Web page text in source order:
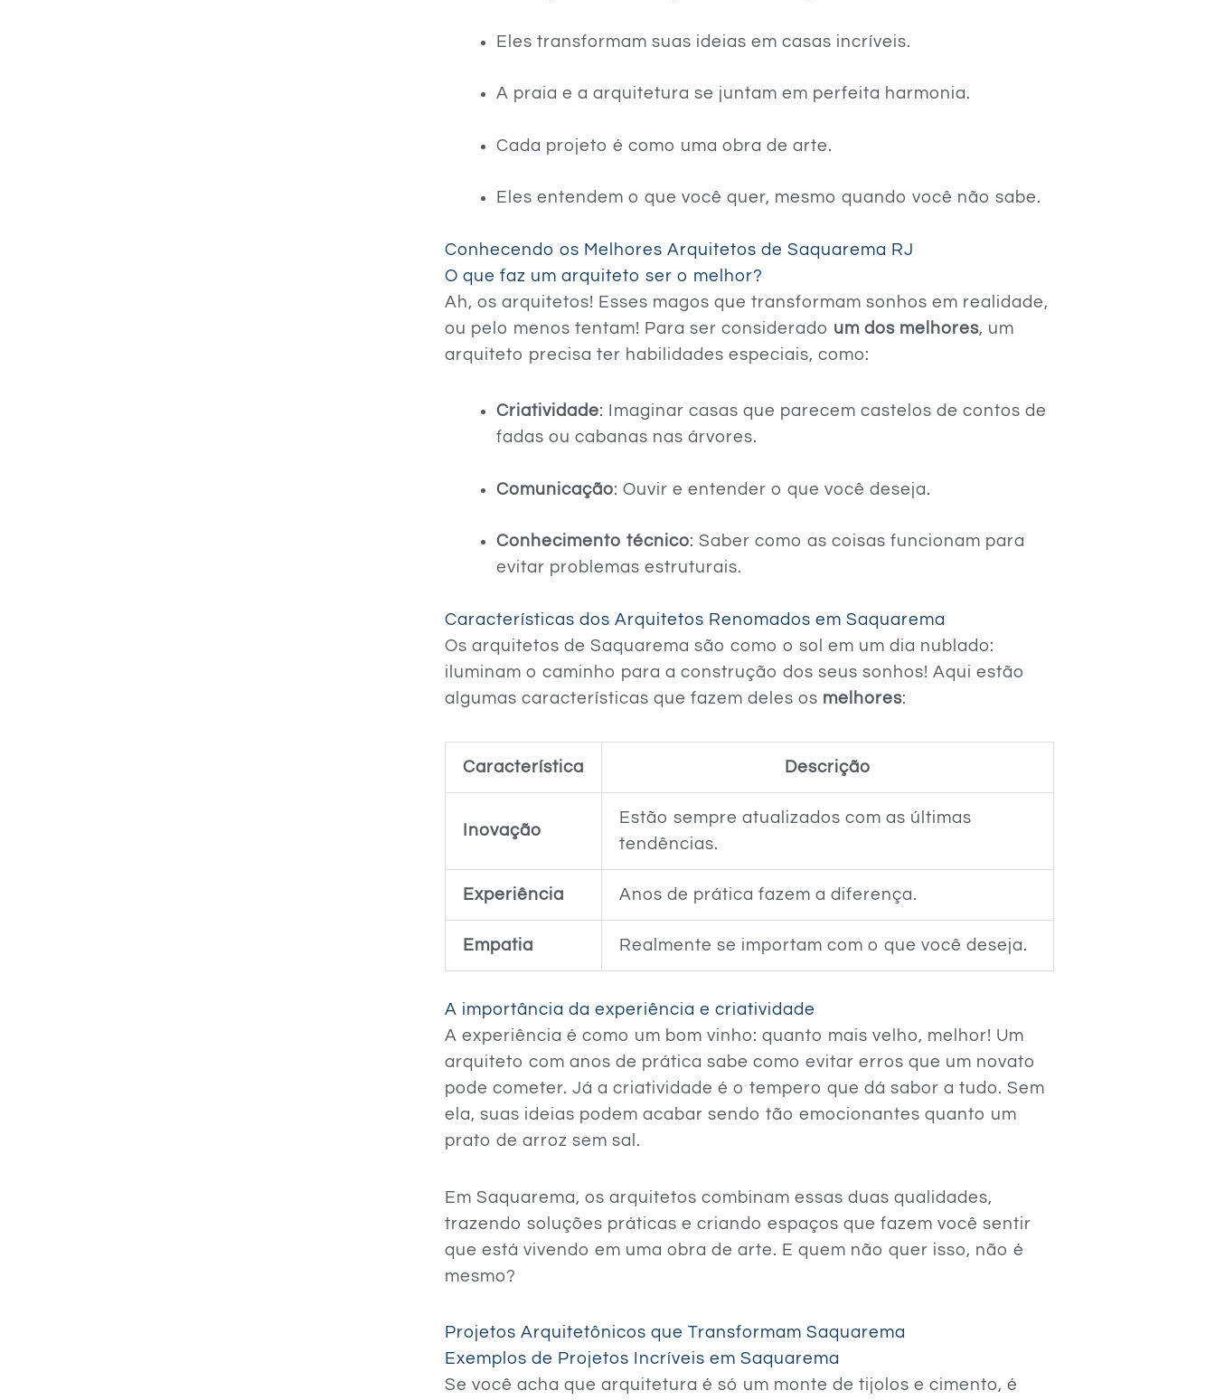
Eles transformam suas ideias em casas incríveis.
A praia e a arquitetura se juntam em perfeita harmonia.
Cada projeto é como uma obra de arte.
Eles entendem o que você quer, mesmo quando você não sabe.
Conhecendo os Melhores Arquitetos de Saquarema RJ
O que faz um arquiteto ser o melhor?
Ah, os arquitetos! Esses magos que transformam sonhos em realidade,
ou pelo menos tentam! Para ser considerado um dos melhores, um
arquiteto precisa ter habilidades especiais, como:
Criatividade: Imaginar casas que parecem castelos de contos de
fadas ou cabanas nas árvores.
Comunicação: Ouvir e entender o que você deseja.
Conhecimento técnico: Saber como as coisas funcionam para
evitar problemas estruturais.
Características dos Arquitetos Renomados em Saquarema
Os arquitetos de Saquarema são como o sol em um dia nublado:
iluminam o caminho para a construção dos seus sonhos! Aqui estão
algumas características que fazem deles os melhores:
Característica Descrição
Inovação
Estão sempre atualizados com as últimas
tendências.
Experiência Anos de prática fazem a diferença.
Empatia Realmente se importam com o que você deseja.
A importância da experiência e criatividade
A experiência é como um bom vinho: quanto mais velho, melhor! Um
arquiteto com anos de prática sabe como evitar erros que um novato
pode cometer. Já a criatividade é o tempero que dá sabor a tudo. Sem
ela, suas ideias podem acabar sendo tão emocionantes quanto um
prato de arroz sem sal.
Em Saquarema, os arquitetos combinam essas duas qualidades,
trazendo soluções práticas e criando espaços que fazem você sentir
que está vivendo em uma obra de arte. E quem não quer isso, não é
mesmo?
Projetos Arquitetônicos que Transformam Saquarema
Exemplos de Projetos Incríveis em Saquarema
Se você acha que arquitetura é só um monte de tijolos e cimento, é